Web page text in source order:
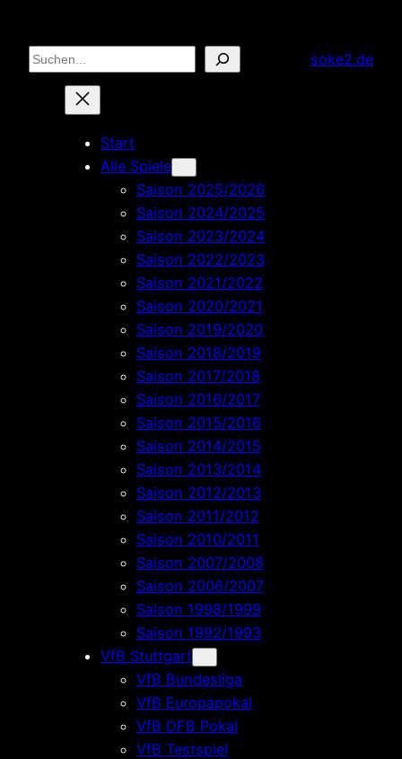
Inhalt
springen
Suchen soke2.de
Start
Alle Spiele
Saison 2025/2026
Saison 2024/2025
Saison 2023/2024
Saison 2022/2023
Saison 2021/2022
Saison 2020/2021
Saison 2019/2020
Saison 2018/2019
Saison 2017/2018
Saison 2016/2017
Saison 2015/2016
Saison 2014/2015
Saison 2013/2014
Saison 2012/2013
Saison 2011/2012
Saison 2010/2011
Saison 2007/2008
Saison 2006/2007
Saison 1998/1999
Saison 1992/1993
VfB Stuttgart
VfB Bundesliga
VfB Europapokal
VfB DFB Pokal
VfB Testspiel